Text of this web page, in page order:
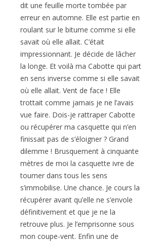
dit une feuille morte tombée par
erreur en automne. Elle est partie en
roulant sur le bitume comme si elle
savait où elle allait. C’était
impressionnant. Je décide de lâcher
la longe. Et voilà ma Cabotte qui part
en sens inverse comme si elle savait
où elle allait. Vent de face ! Elle
trottait comme jamais je ne l’avais
vue faire. Dois-je rattraper Cabotte
ou récupérer ma casquette qui n’en
finissait pas de s’éloigner ? Grand
dilemme ! Brusquement à cinquante
mètres de moi la casquette ivre de
tourner dans tous les sens
s’immobilise. Une chance. Je cours la
récupérer avant qu’elle ne s’envole
définitivement et que je ne la
retrouve plus. Je l’emprisonne sous
mon coupe-vent. Enfin une de